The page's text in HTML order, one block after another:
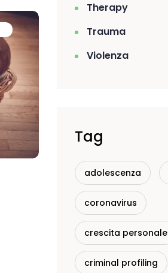
Therapy
Trauma
Violenza
Tag
adolescenza
coronavirus
crescita personale
criminal profiling